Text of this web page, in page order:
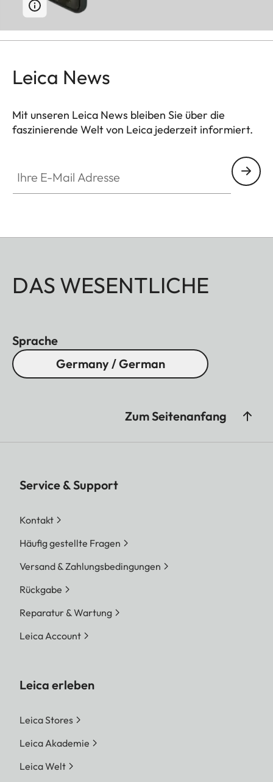
Leica News
Mit unseren Leica News bleiben Sie über die
faszinierende Welt von Leica jederzeit informiert.
DAS WESENTLICHE
Sprache
Germany / German
Zum Seitenanfang
Service & Support
Kontakt
Häufig gestellte Fragen
Versand & Zahlungsbedingungen
Rückgabe
Reparatur & Wartung
Leica Account
Leica erleben
Leica Stores
Leica Akademie
Leica Welt